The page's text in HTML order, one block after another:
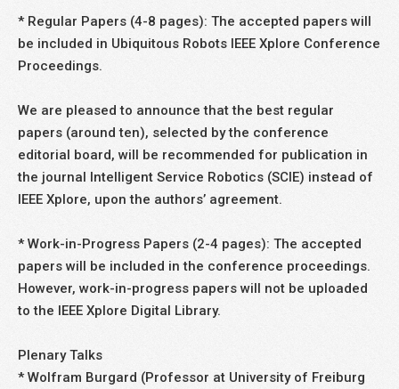
* Regular Papers (4-8 pages): The accepted papers will
be included in Ubiquitous Robots IEEE Xplore Conference
Proceedings.
We are pleased to announce that the best regular
papers (around ten), selected by the conference
editorial board, will be recommended for publication in
the journal Intelligent Service Robotics (SCIE) instead of
IEEE Xplore, upon the authors’ agreement.
* Work-in-Progress Papers (2-4 pages): The accepted
papers will be included in the conference proceedings.
However, work-in-progress papers will not be uploaded
to the IEEE Xplore Digital Library.
Plenary Talks
* Wolfram Burgard (Professor at University of Freiburg